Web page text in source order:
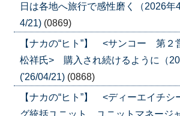
日は各地へ旅行で感性磨く（2026年
4/21) (0869)
【ナカの“ヒト”】 <サンコー 第
松祥氏> 購入され続けるように（
('26/04/21) (0868)
【ナカの“ヒト”】 <ディーエイチ
グ統括ユニット ユニットマネージ